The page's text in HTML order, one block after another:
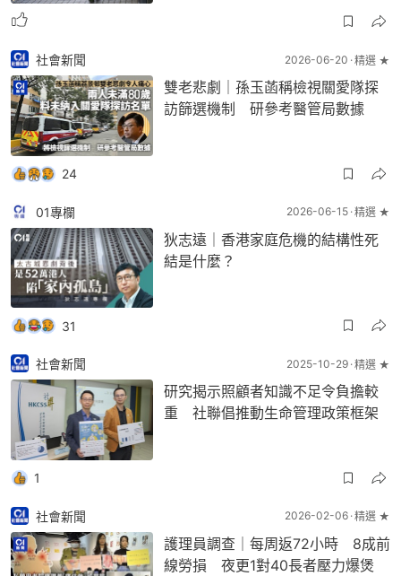
社會新聞 2026-06-20 精選 ★
雙老悲劇｜孫玉菡稱檢視關愛隊探
訪篩選機制 研參考醫管局數據
24
01專欄 2026-06-15 精選 ★
狄志遠｜香港家庭危機的結構性死
結是什麼？
31
社會新聞 2025-10-29 精選 ★
研究揭示照顧者知識不足令負擔較
重 社聯倡推動生命管理政策框架
1
社會新聞 2026-02-06 精選 ★
護理員調查｜每周返72小時 8成前
線勞損 夜更1對40長者壓力爆煲